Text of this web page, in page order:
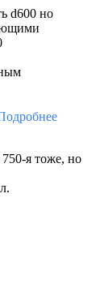
d600 но
я тоже, но